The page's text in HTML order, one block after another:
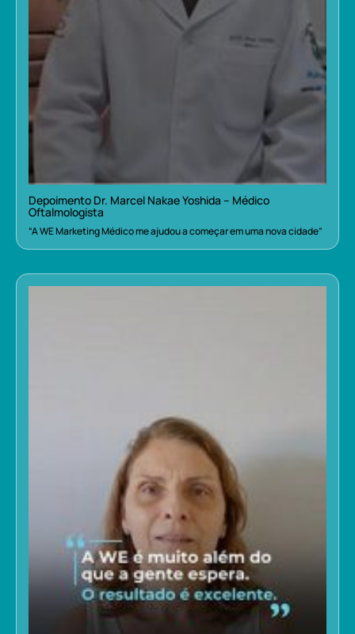
Depoimento Dr. Marcel Nakae Yoshida – Médico
Oftalmologista
“A WE Marketing Médico me ajudou a começar em uma nova cidade”